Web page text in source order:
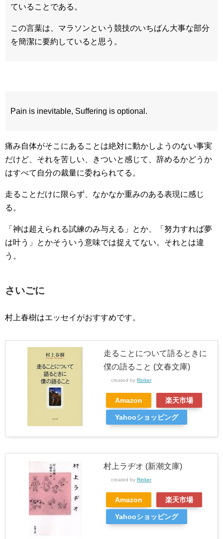
ていることである。
この言葉は、マラソンという競技のいちばん大事な部分
を簡潔に要約していると思う。
Pain is inevitable, Suffering is optional.
痛み自体がそこにあることは絶対に動かしようのない事実
だけど、それを苦しい、きついと感じて、辞めるかどうか
はすべて自分の裁量に委ねられてる。
走ることだけに限らず、なかなか重みのある表現に感じ
る。
「神は超えられる試練のみ与える」とか、「努力すれば夢
は叶う」とかそういう意味では捉えてない。それとは違
う。
さいごに
村上春樹はエッセイがおすすめです。
走ることについて語るときに
僕の語ること (文春文庫)
created by Rinker
Amazon 楽天市場
Yahooショッピング
村上ラヂオ (新潮文庫)
created by Rinker
Amazon 楽天市場
Yahooショッピング